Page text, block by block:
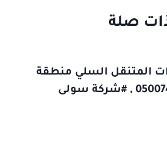
صلة
المتنقل السلي منطقة